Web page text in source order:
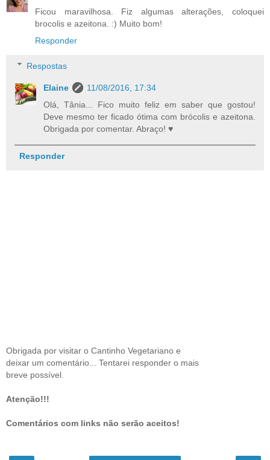
Ficou maravilhosa. Fiz algumas alterações, coloquei
brocolis e azeitona. :) Muito bom!
Responder
Respostas
Elaine
11/08/2016, 17:34
Olá, Tânia... Fico muito feliz em saber que gostou!
Deve mesmo ter ficado ótima com brócolis e azeitona.
Obrigada por comentar. Abraço! ♥
Responder
Obrigada por visitar o Cantinho Vegetariano e
deixar um comentário... Tentarei responder o mais
breve possível.
Atenção!!!
Comentários com links não serão aceitos!